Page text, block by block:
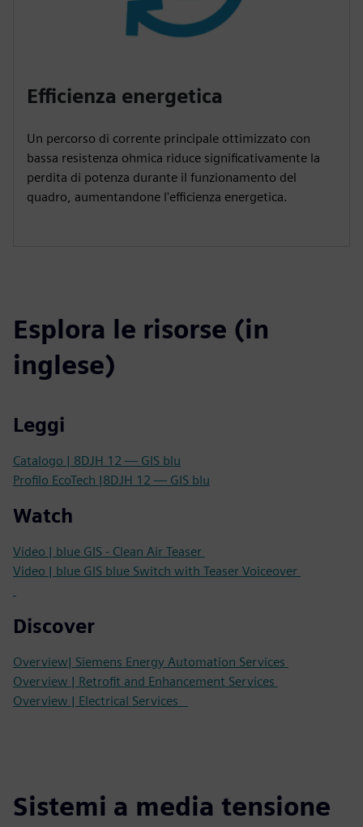
Efficienza energetica
Un percorso di corrente principale ottimizzato con
bassa resistenza ohmica riduce significativamente la
perdita di potenza durante il funzionamento del
quadro, aumentandone l'efficienza energetica.
Esplora le risorse (in
inglese)
Leggi
Catalogo | 8DJH 12 — GIS blu
Profilo EcoTech |8DJH 12 — GIS blu
Watch
Video | blue GIS - Clean Air Teaser
Video | blue GIS blue Switch with Teaser Voiceover
Discover
Overview| Siemens Energy Automation Services
Overview | Retrofit and Enhancement Services
Overview | Electrical Services
Sistemi a media tensione